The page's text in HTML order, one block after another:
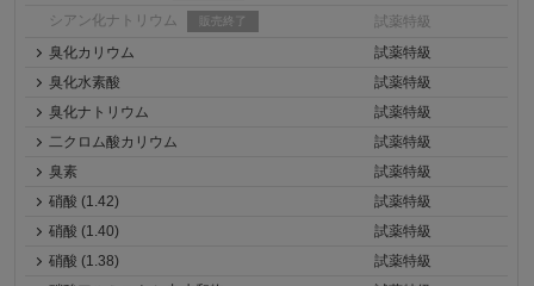
シアン化ナトリウム
販売終了
試薬特級
臭化カリウム
試薬特級
臭化水素酸
試薬特級
臭化ナトリウム
試薬特級
二クロム酸カリウム
試薬特級
臭素
試薬特級
硝酸 (1.42)
試薬特級
硝酸 (1.40)
試薬特級
硝酸 (1.38)
試薬特級